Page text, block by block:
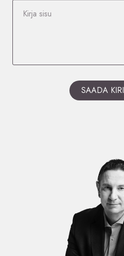
SAADA KIRI